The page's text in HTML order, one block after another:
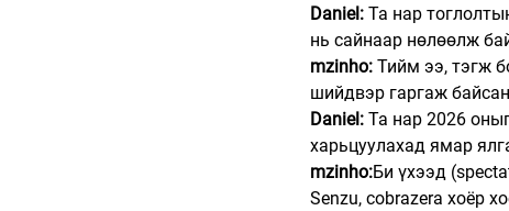
Daniel: Та нар
нь сайнаар нөлөөлж
mzinho: Тийм ээ, тэгж
шийдвэр гаргаж
Daniel: Та нар 2026
харьцуулахад ямар
mzinho:Би үхээд
Senzu, cobrazera хоёр